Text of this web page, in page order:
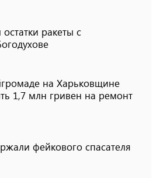
ракеты с
на Харьковщине
1,7 млн ​​гривен на ремонт
фейкового спасателя